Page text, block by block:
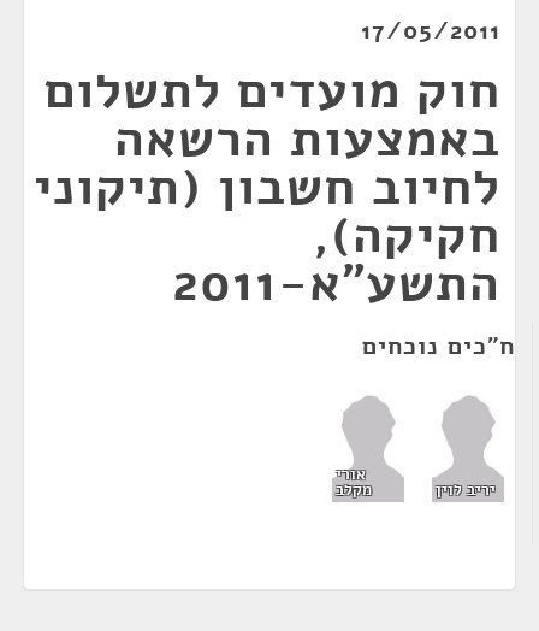
17/05/2011
חוק מועדים לתשלום
באמצעות הרשאה
לחיוב חשבון (תיקוני
חקיקה),
התשע"א-2011
ח"כים נוכחים
יריב לוין
אורי
מקלב